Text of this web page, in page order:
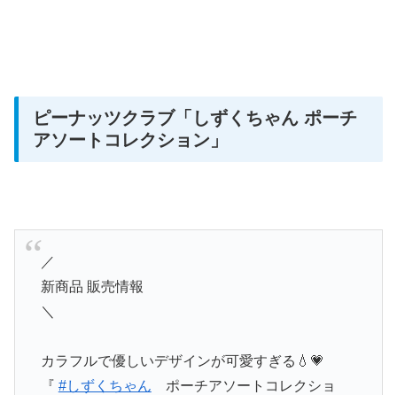
ピーナッツクラブ「しずくちゃん ポーチ
アソートコレクション」
／
新商品 販売情報
＼
カラフルで優しいデザインが可愛すぎる💧💗
『 #しずくちゃん ポーチアソートコレクショ